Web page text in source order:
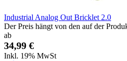
Industrial Analog Out Bricklet 2.0
Der Preis hängt von den auf der
ab
34,99 €
Inkl. 19% MwSt